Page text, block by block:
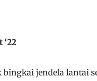
‘22
bingkai jendela lantai